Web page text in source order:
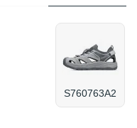
S760763A2